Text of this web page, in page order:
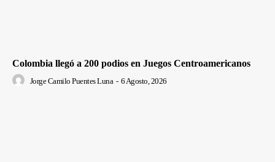
Colombia llegó a 200 podios en Juegos Centroamericanos
Jorge Camilo Puentes Luna - 6 Agosto, 2026